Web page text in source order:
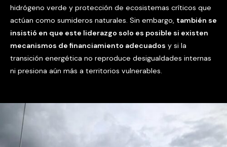
hidrógeno verde y protección de ecosistemas críticos que
actúan como sumideros naturales. Sin embargo, también se
insistió en que este liderazgo solo es posible si existen
mecanismos de financiamiento adecuados y si la
transición energética no reproduce desigualdades internas
ni presiona aún más a territorios vulnerables.